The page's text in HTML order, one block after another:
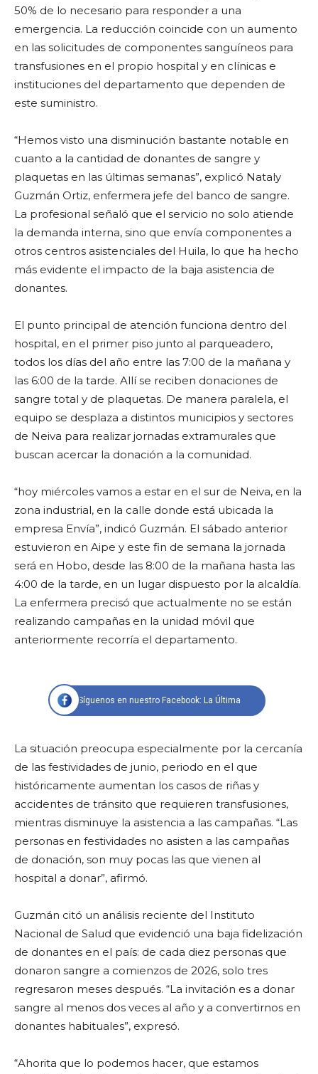
50% de lo necesario para responder a una
emergencia. La reducción coincide con un aumento
en las solicitudes de componentes sanguíneos para
transfusiones en el propio hospital y en clínicas e
instituciones del departamento que dependen de
este suministro.
“Hemos visto una disminución bastante notable en
cuanto a la cantidad de donantes de sangre y
plaquetas en las últimas semanas”, explicó Nataly
Guzmán Ortiz, enfermera jefe del banco de sangre.
La profesional señaló que el servicio no solo atiende
la demanda interna, sino que envía componentes a
otros centros asistenciales del Huila, lo que ha hecho
más evidente el impacto de la baja asistencia de
donantes.
El punto principal de atención funciona dentro del
hospital, en el primer piso junto al parqueadero,
todos los días del año entre las 7:00 de la mañana y
las 6:00 de la tarde. Allí se reciben donaciones de
sangre total y de plaquetas. De manera paralela, el
equipo se desplaza a distintos municipios y sectores
de Neiva para realizar jornadas extramurales que
buscan acercar la donación a la comunidad.
“hoy miércoles vamos a estar en el sur de Neiva, en la
zona industrial, en la calle donde está ubicada la
empresa Envía”, indicó Guzmán. El sábado anterior
estuvieron en Aipe y este fin de semana la jornada
será en Hobo, desde las 8:00 de la mañana hasta las
4:00 de la tarde, en un lugar dispuesto por la alcaldía.
La enfermera precisó que actualmente no se están
realizando campañas en la unidad móvil que
anteriormente recorría el departamento.
Síguenos en nuestro Facebook: La Última
La situación preocupa especialmente por la cercanía
de las festividades de junio, periodo en el que
históricamente aumentan los casos de riñas y
accidentes de tránsito que requieren transfusiones,
mientras disminuye la asistencia a las campañas. “Las
personas en festividades no asisten a las campañas
de donación, son muy pocas las que vienen al
hospital a donar”, afirmó.
Guzmán citó un análisis reciente del Instituto
Nacional de Salud que evidenció una baja fidelización
de donantes en el país: de cada diez personas que
donaron sangre a comienzos de 2026, solo tres
regresaron meses después. “La invitación es a donar
sangre al menos dos veces al año y a convertirnos en
donantes habituales”, expresó.
“Ahorita que lo podemos hacer, que estamos